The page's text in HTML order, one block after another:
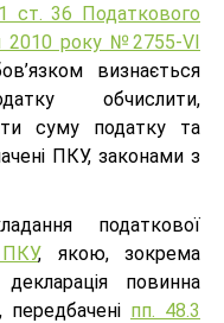
ст. 36 Податкового
2010 року №2755-VI
визнається
обчислити,
суму податку та
ПКУ, законами з
податкової
, якою, зокрема
повинна
передбачені пп. 48.3